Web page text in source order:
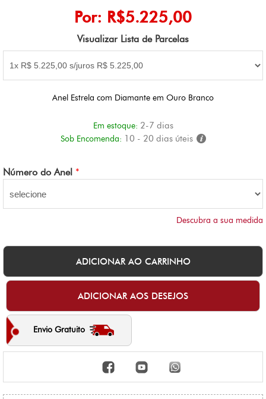
Por: R$5.225,00
Visualizar Lista de Parcelas
Anel Estrela com Diamante em Ouro Branco
Em estoque: 2-7 dias
Sob Encomenda: 10 - 20 dias úteis
Número do Anel *
Descubra a sua medida
Envio Gratuito